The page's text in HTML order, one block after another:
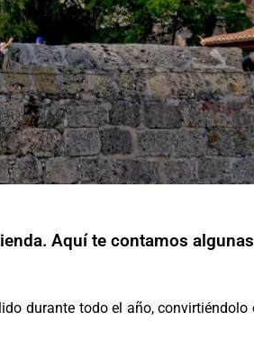
Aquí te contamos
durante todo el año,